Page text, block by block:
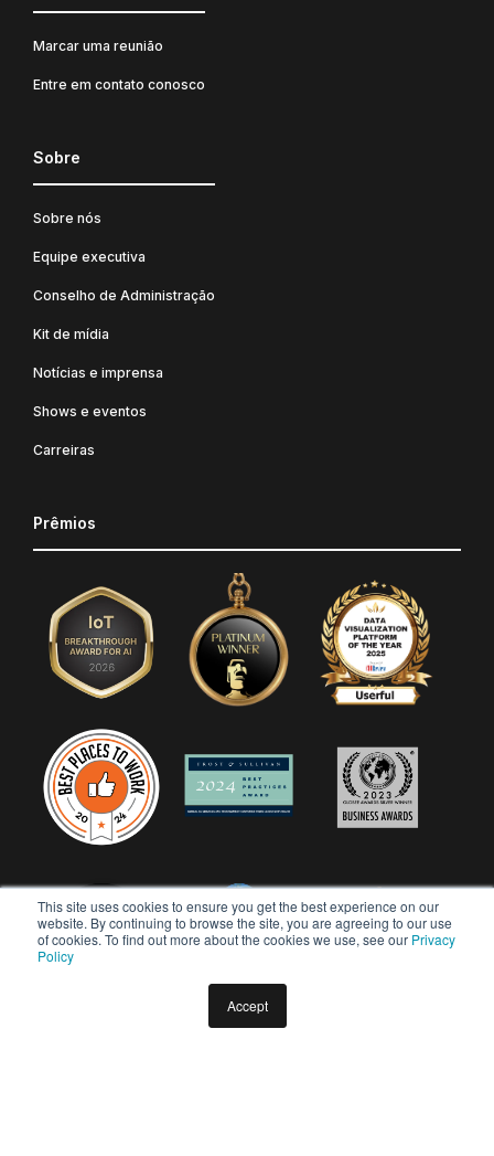
This site uses cookies to ensure you get the best experience on our
website. By continuing to browse the site, you are agreeing to our use
of cookies. To find out more about the cookies we use, see our Privacy
Policy
Accept
Marcar uma reunião
Entre em contato conosco
Sobre
Sobre nós
Equipe executiva
Conselho de Administração
Kit de mídia
Notícias e imprensa
Shows e eventos
Carreiras
Prêmios